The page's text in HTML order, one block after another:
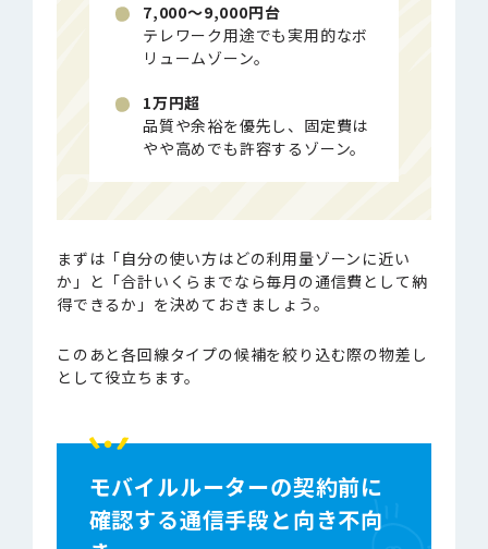
7,000〜9,000円台
テレワーク用途でも実用的なボ
リュームゾーン。
1万円超
品質や余裕を優先し、固定費は
やや高めでも許容するゾーン。
まずは「自分の使い方はどの利用量ゾーンに近い
か」と「合計いくらまでなら毎月の通信費として納
得できるか」を決めておきましょう。
このあと各回線タイプの候補を絞り込む際の物差し
として役立ちます。
モバイルルーターの契約前に
確認する通信手段と向き不向